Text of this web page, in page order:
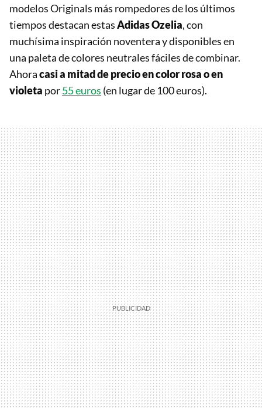
modelos Originals más rompedores de los últimos
tiempos destacan estasAdidas Ozelia, con
muchísima inspiración noventera y disponibles en
una paleta de colores neutrales fáciles de combinar.
Ahoracasi a mitad de precio en color rosa o en
violeta por55 euros (en lugar de 100 euros).